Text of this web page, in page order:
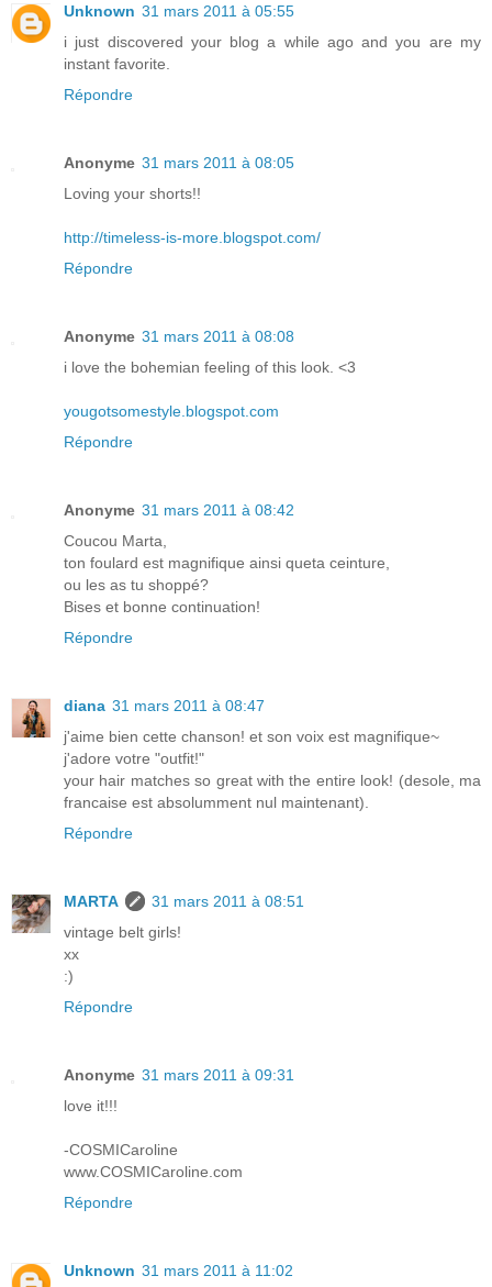
Unknown 31 mars 2011 à 05:55
i just discovered your blog a while ago and you are my
instant favorite.
Répondre
Anonyme 31 mars 2011 à 08:05
Loving your shorts!!
http://timeless-is-more.blogspot.com/
Répondre
Anonyme 31 mars 2011 à 08:08
i love the bohemian feeling of this look. <3
yougotsomestyle.blogspot.com
Répondre
Anonyme 31 mars 2011 à 08:42
Coucou Marta,
ton foulard est magnifique ainsi queta ceinture,
ou les as tu shoppé?
Bises et bonne continuation!
Répondre
diana 31 mars 2011 à 08:47
j'aime bien cette chanson! et son voix est magnifique~
j'adore votre "outfit!"
your hair matches so great with the entire look! (desole, ma
francaise est absolumment nul maintenant).
Répondre
MARTA
31 mars 2011 à 08:51
vintage belt girls!
xx
:)
Répondre
Anonyme 31 mars 2011 à 09:31
love it!!!
-COSMICaroline
www.COSMICaroline.com
Répondre
Unknown 31 mars 2011 à 11:02